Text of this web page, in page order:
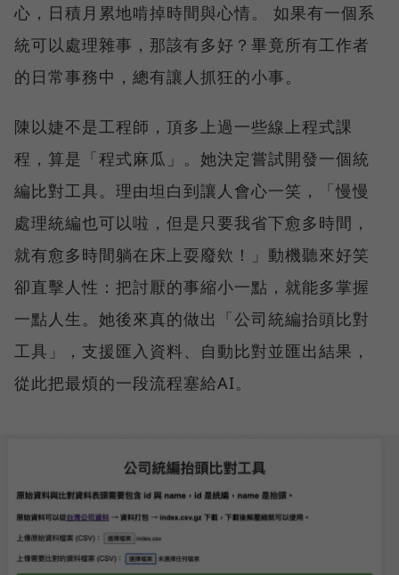
心，日積月累地啃掉時間與心情。 如果有一個系
統可以處理雜事，那該有多好？畢竟所有工作者
的日常事務中，總有讓人抓狂的小事。
陳以婕不是工程師，頂多上過一些線上程式課
程，算是「程式麻瓜」。她決定嘗試開發一個統
編比對工具。理由坦白到讓人會心一笑，「慢慢
處理統編也可以啦，但是只要我省下愈多時間，
就有愈多時間躺在床上耍廢欸！」動機聽來好笑
卻直擊人性：把討厭的事縮小一點，就能多掌握
一點人生。她後來真的做出「公司統編抬頭比對
工具」，支援匯入資料、自動比對並匯出結果，
從此把最煩的一段流程塞給AI。